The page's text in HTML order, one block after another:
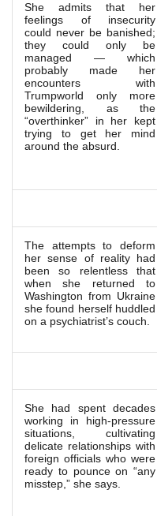
She admits that her
feelings of insecurity
could never be banished;
they could only be
managed — which
probably made her
encounters with
Trumpworld only more
bewildering, as the
“overthinker” in her kept
trying to get her mind
around the absurd.
The attempts to deform
her sense of reality had
been so relentless that
when she returned to
Washington from Ukraine
she found herself huddled
on a psychiatrist’s couch.
She had spent decades
working in high-pressure
situations, cultivating
delicate relationships with
foreign officials who were
ready to pounce on “any
misstep,” she says.